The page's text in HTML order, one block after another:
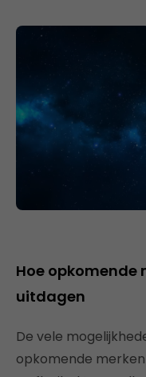
Hoe opkomende
uitdagen
De vele
opkomende